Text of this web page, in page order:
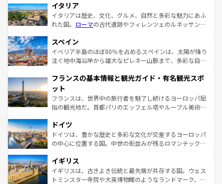
イタリア
イタリアは歴史、文化、グルメ、自然と多彩な魅力にあふ
れた国。 ローマの古代遺跡やフィレンツェのルネッサンス
ろん、トスカーナの美しい田園風景やアマルフィ海岸の絶
景など、自然景観も見逃せない。観光の合間には、本場の
ピザやパスタなど、絶品のイタリア料理を堪能することも
ませてくれるイタリアで、忘れられない旅をしてみよう！
なお、新着のイタリア情報は
しい。
スペイン
イベリア半島のほぼ80％を占めるスペインは、太陽が降り
注ぐ地中海沿岸から雄大なピレネー山脈まで、多彩な自然
文化が根付くこの国では、情熱的なフラメンコ、熱気あふ
れる闘牛、そして美味しいタパスが生活の一部となってい
る。首都マドリードの洗練された雰囲気や、バルセロナの
アートに溢れた街角から、地方では古代ローマ遺跡や中世
せる。地方によって風土や気候が異なるスペインはその個
性で訪れる人を魅了する。 なお、新着のスペイン情報は コ
ンテンツ一覧を参照してほしい。
フランスの基本情報と観光ガイド・有名観光スポ
ット
フランスは、世界中の旅行者を魅了し続けるヨーロッパ屈
指の観光地だ。首都パリのエッフェル塔やルーブル美術館
で、幅広い魅力が詰まっている。華麗な宮殿、歴史的な大
聖堂、美しいビーチ、そして豊かな自然が、訪れる者を心
から魅了する。また、フランスは美食の国としても知ら
いる。シャンパンの発祥地であるランス、プロヴァンスの
香り高いラベンダー畑など、多彩な楽しみ方が可能だ。さ
らに、パリ以外の地域にも魅力が溢れており、どの街角に
ドイツ
ドイツは、豊かな歴史と多彩な文化が交差するヨーロッパ
の中心に位置する国。中世の街並みが残るロマンチック街
顔を持つこの国は、どこを歩いても飽きることがない。ベ
ルリンの文化的活気、バイエルン州のアルプスの絶景、そ
してライン川沿いのワイン畑といった風景は必見。ビール
イギリス
イギリスは、古きよき伝統と最先端が共存する国。ウェス
トミンスター寺院や大英博物館のようなランドマーク、歴